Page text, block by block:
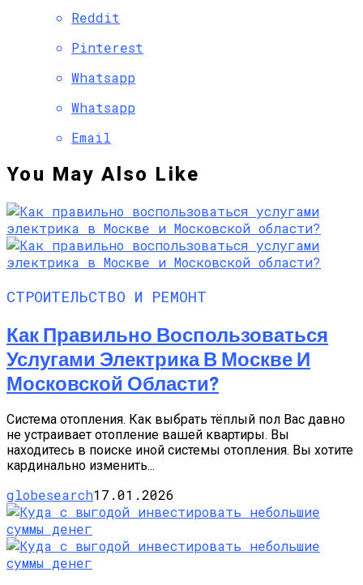
Reddit
Pinterest
Whatsapp
Whatsapp
Email
You May Also Like
СТРОИТЕЛЬСТВО И РЕМОНТ
Как Правильно Воспользоваться
Услугами Электрика В Москве И
Московской Области?
Система отопления. Как выбрать тёплый пол Вас давно
не устраивает отопление вашей квартиры. Вы
находитесь в поиске иной системы отопления. Вы хотите
кардинально изменить...
globesearch17.01.2026